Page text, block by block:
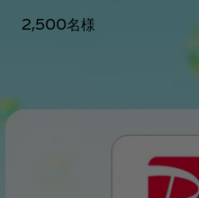
2,500名様